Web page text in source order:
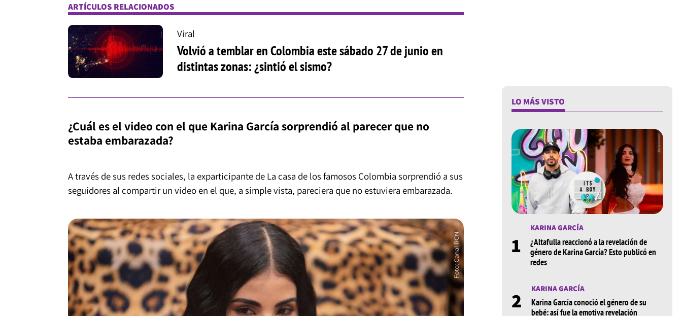
ARTÍCULOS RELACIONADOS
Viral
Volvió a temblar en Colombia este sábado 27 de junio en
distintas zonas: ¿sintió el sismo?
¿Cuál es el video con el que Karina García sorprendió al parecer que no
estaba embarazada?
A través de sus redes sociales, la exparticipante de La casa de los famosos Colombia sorprendió a sus
seguidores al compartir un video en el que, a simple vista, pareciera que no estuviera embarazada.
LO MÁS VISTO
1
KARINA GARCÍA
¿Altafulla reaccionó a la revelación de
género de Karina García? Esto publicó en
redes
2
KARINA GARCÍA
Karina García conoció el género de su
bebé: así fue la emotiva revelación